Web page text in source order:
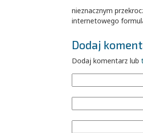
nieznacznym
internetowego
Dodaj
Dodaj komentarz lub